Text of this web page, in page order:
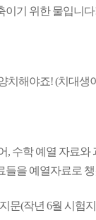
이기 위한 물입니
치해야죠! (치대생
, 수학 예열 자료
들을 예열자료로
문(작년 6월 시험